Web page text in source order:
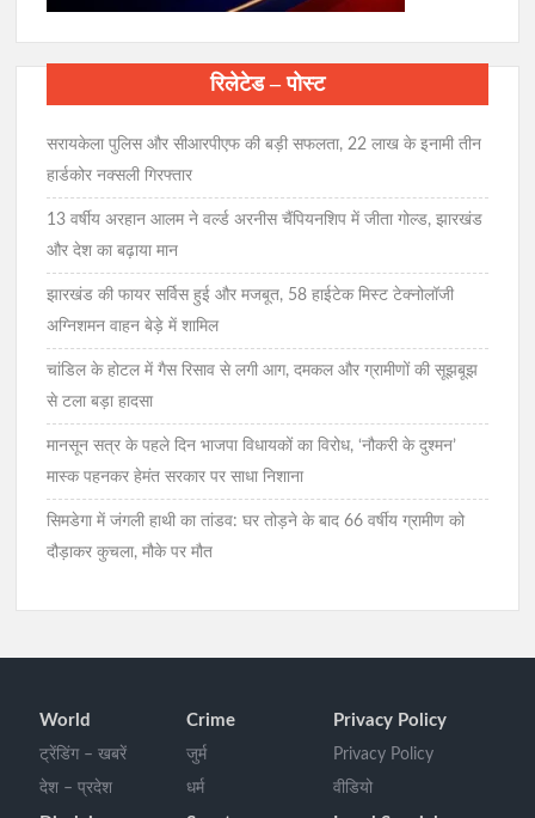
रिलेटेड – पोस्ट
सरायकेला पुलिस और सीआरपीएफ की बड़ी सफलता, 22 लाख के इनामी तीन
हार्डकोर नक्सली गिरफ्तार
13 वर्षीय अरहान आलम ने वर्ल्ड अरनीस चैंपियनशिप में जीता गोल्ड, झारखंड
और देश का बढ़ाया मान
झारखंड की फायर सर्विस हुई और मजबूत, 58 हाईटेक मिस्ट टेक्नोलॉजी
अग्निशमन वाहन बेड़े में शामिल
चांडिल के होटल में गैस रिसाव से लगी आग, दमकल और ग्रामीणों की सूझबूझ
से टला बड़ा हादसा
मानसून सत्र के पहले दिन भाजपा विधायकों का विरोध, ‘नौकरी के दुश्मन’
मास्क पहनकर हेमंत सरकार पर साधा निशाना
सिमडेगा में जंगली हाथी का तांडव: घर तोड़ने के बाद 66 वर्षीय ग्रामीण को
दौड़ाकर कुचला, मौके पर मौत
World
ट्रेंडिंग – खबरें
देश – प्रदेश
Crime
जुर्म
धर्म
Privacy Policy
Privacy Policy
वीडियो